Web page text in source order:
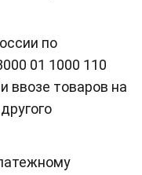
по
01 1000 110
ввозе товаров на